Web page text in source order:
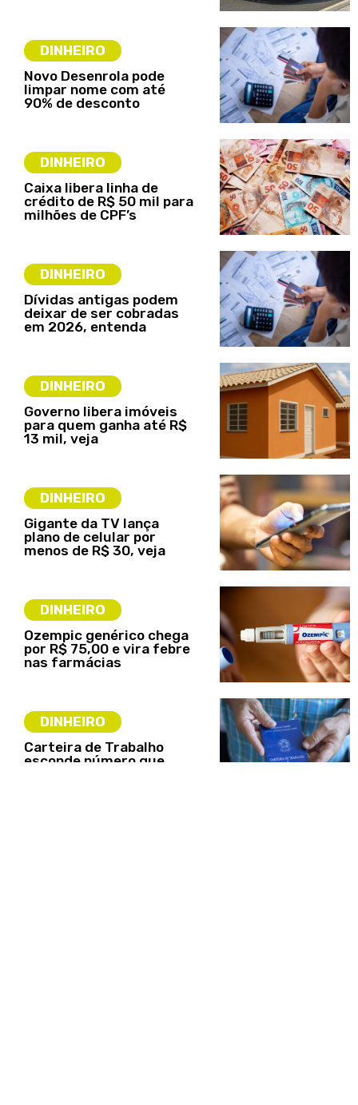
DINHEIRO
Novo Desenrola pode
limpar nome com até
90% de desconto
DINHEIRO
Caixa libera linha de
crédito de R$ 50 mil para
milhões de CPF’s
DINHEIRO
Dívidas antigas podem
deixar de ser cobradas
em 2026, entenda
DINHEIRO
Governo libera imóveis
para quem ganha até R$
13 mil, veja
DINHEIRO
Gigante da TV lança
plano de celular por
menos de R$ 30, veja
DINHEIRO
Ozempic genérico chega
por R$ 75,00 e vira febre
nas farmácias
DINHEIRO
Carteira de Trabalho
esconde número que